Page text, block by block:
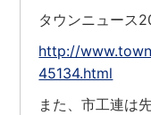
タウンニュース
http://
45134.html
また、市工連は